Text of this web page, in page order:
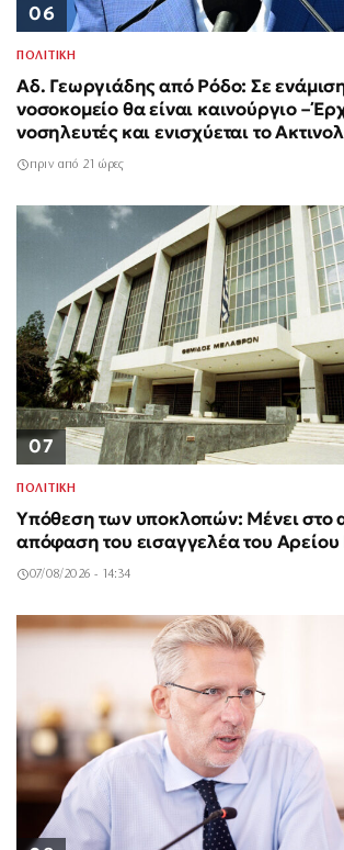
06
ΠΟΛΙΤΙΚΗ
Αδ. Γεωργιάδης από Ρόδο: Σε
νοσοκομείο θα είναι καινούργιο –
νοσηλευτές και ενισχύεται το
πριν από 21 ώρες
07
ΠΟΛΙΤΙΚΗ
Υπόθεση των υποκλοπών: Μένει στο
απόφαση του εισαγγελέα του
07/08/2026 - 14:34